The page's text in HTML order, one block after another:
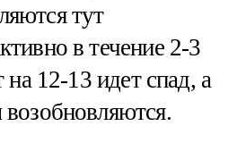
тут
в течение 2-3
на 12-13 идет спад, а
возобновляются.